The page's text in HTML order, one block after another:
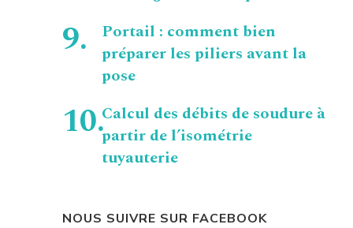
Portail : comment bien
préparer les piliers avant la
pose
Calcul des débits de soudure à
partir de l’isométrie
tuyauterie
NOUS SUIVRE SUR FACEBOOK